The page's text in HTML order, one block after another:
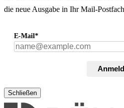
die neue Ausgabe in Ihr Mail-
E-Mail*
Schließen